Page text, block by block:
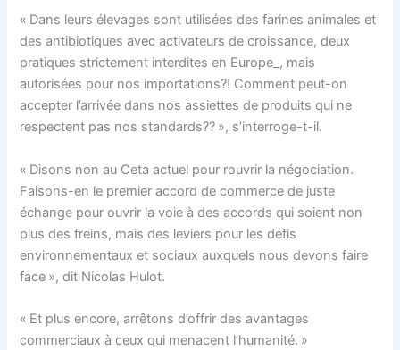
« Dans leurs élevages sont utilisées des farines animales et
des antibiotiques avec activateurs de croissance, deux
pratiques strictement interdites en Europe_, mais
autorisées pour nos importations?! Comment peut-on
accepter l’arrivée dans nos assiettes de produits qui ne
respectent pas nos standards?? », s’interroge-t-il.
« Disons non au Ceta actuel pour rouvrir la négociation.
Faisons-en le premier accord de commerce de juste
échange pour ouvrir la voie à des accords qui soient non
plus des freins, mais des leviers pour les défis
environnementaux et sociaux auxquels nous devons faire
face », dit Nicolas Hulot.
« Et plus encore, arrêtons d’offrir des avantages
commerciaux à ceux qui menacent l’humanité. »